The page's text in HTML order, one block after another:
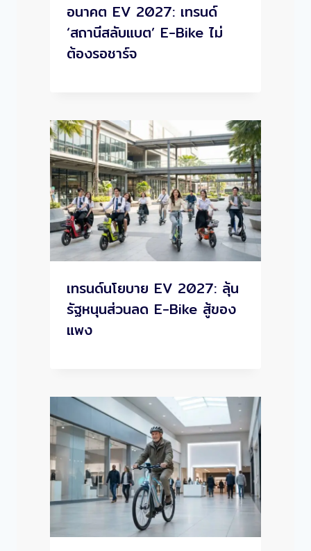
อนาคต EV 2027: เทรนด์
‘สถานีสลับแบต’ E-Bike ไม่
ต้องรอชาร์จ
เทรนด์นโยบาย EV 2027: ลุ้น
รัฐหนุนส่วนลด E-Bike สู้ของ
แพง